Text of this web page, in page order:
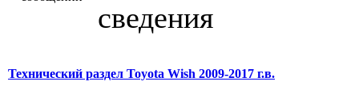
сведения
Технический раздел Toyota Wish 2009-2017 г.в.